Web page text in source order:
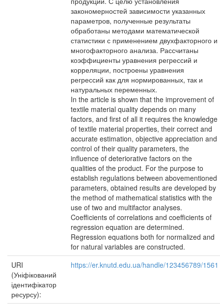
закономерностей зависимости указанных
параметров, полученные результаты
обработаны методами математической
статистики с применением двухфакторного и
многофакторного анализа. Рассчитаны
коэффициенты уравнения регрессий и
корреляции, построены уравнения
регрессий как для нормированных, так и
натуральных переменных.
In the article is shown that the improvement of
textile material quality depends on many
factors, and first of all it requires the knowledge
of textile material properties, their correct and
accurate estimation, objective appreciation and
control of their quality parameters, the
influence of deteriorative factors on the
qualities of the product. For the purpose to
establish regulations between abovementioned
parameters, obtained results are developed by
the method of mathematical statistics with the
use of two and multifactor analyses.
Coefficients of correlations and coefficients of
regression equation are determined.
Regression equations both for normalized and
for natural variables are constructed.
URI
(Уніфікований
ідентифікатор
ресурсу):
https://er.knutd.edu.ua/handle/123456789/1561